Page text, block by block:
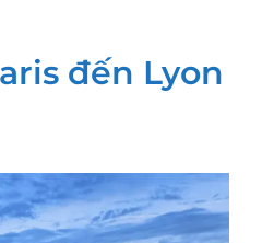
đến Lyon